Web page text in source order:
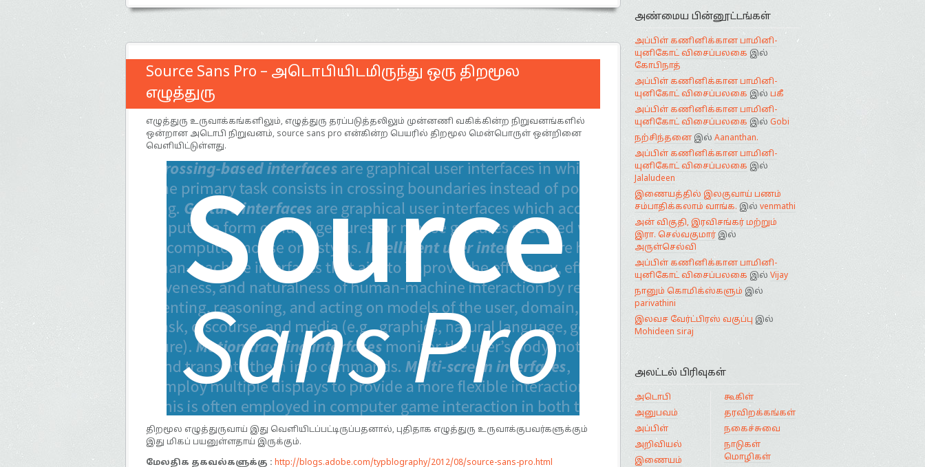
Source Sans Pro – அடொபியிடமிருந்து ஒரு திறமூல
எழுத்துரு
எழுத்துரு உருவாக்கங்களிலும், எழுத்துரு தரப்படுத்தலிலும் முன்னணி வகிக்கின்ற நிறுவனங்களில்
ஒன்றான அடொபி நிறுவனம், source sans pro என்கின்ற பெயரில் திறமூல மென்பொருள் ஒன்றினை
வெளியிட்டுள்ளது.
திறமூல எழுத்துருவாய் இது வெளியிடப்பட்டிருப்பதனால், புதிதாக எழுத்துரு உருவாக்குபவர்களுக்கும்
இது மிகப் பயனுள்ளதாய் இருக்கும்.
மேலதிக தகவல்களுக்கு : http://blogs.adobe.com/typblography/2012/08/source-sans-pro.html
அண்மைய பின்னூட்டங்கள்
அப்பிள் கணினிக்கான பாமினி-
யுனிகோட் விசைப்பலகை இல்
கோபிநாத்
அப்பிள் கணினிக்கான பாமினி-
யுனிகோட் விசைப்பலகை இல் பகீ
அப்பிள் கணினிக்கான பாமினி-
யுனிகோட் விசைப்பலகை இல் Gobi
நற்சிந்தனை இல் Aananthan.
அப்பிள் கணினிக்கான பாமினி-
யுனிகோட் விசைப்பலகை இல்
Jalaludeen
இணையத்தில் இலகுவாய் பணம்
சம்பாதிக்கலாம் வாங்க. இல் venmathi
அன் விகுதி, இரவிசங்கர் மற்றும்
இரா. செல்வகுமார் இல்
அருள்செல்வி
அப்பிள் கணினிக்கான பாமினி-
யுனிகோட் விசைப்பலகை இல் Vijay
நானும் கொமிக்ஸ்களும் இல்
parivathini
இலவச வேர்ட்பிரஸ் வகுப்பு இல்
Mohideen siraj
அலட்டல் பிரிவுகள்
அடொபி
அனுபவம்
அப்பிள்
அறிவியல்
இணையம்
கூகிள்
தரவிறக்கங்கள்
நகைச்சுவை
நாடுகள்
மொழிகள்